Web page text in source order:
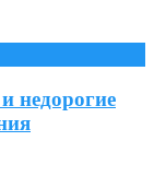
недорогие